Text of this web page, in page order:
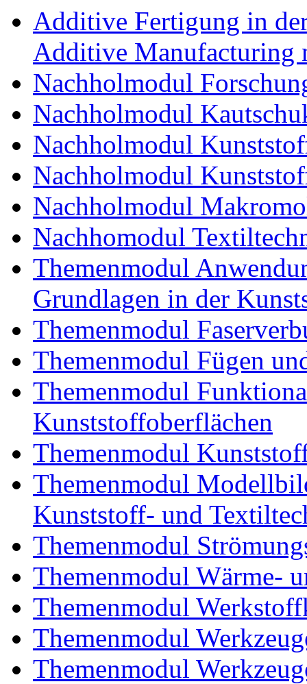
Additive Fertigung in
Additive Manufacturing
Nachholmodul
Nachholmodul
Nachholmodul
Nachholmodul
Nachholmodul
Nachhomodul
Themenmodul
Grundlagen in der
Themenmodul
Themenmodul Fügen
Themenmodul
Kunststoffoberflächen
Themenmodul
Themenmodul
Kunststoff- und
Themenmodul
Themenmodul Wärme-
Themenmodul
Themenmodul
Themenmodul